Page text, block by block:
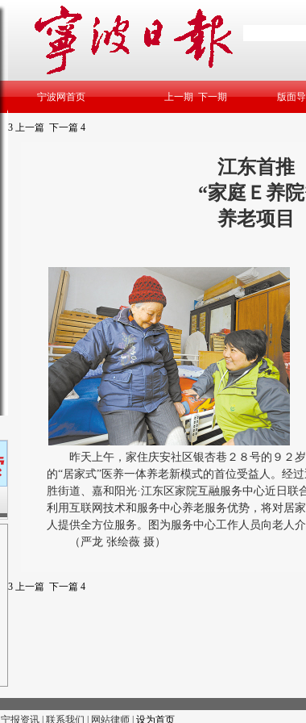
宁波网首页 上一期 下一期 版面
3 上一篇 下一篇 4
江东首推
“家庭Ｅ养
养老项目
昨天上午，家住庆安社区银杏巷２８号的９２岁
的“居家式”医养一体养老新模式的首位受益人。经
胜街道、嘉和阳光·江东区家院互融服务中心近日联
利用互联网技术和服务中心养老服务优势，将对居
人提供全方位服务。图为服务中心工作人员向老人介
（严龙 张绘薇 摄）
3 上一篇 下一篇 4
宁报资讯 | 联系我们 | 网站律师 | 设为首页